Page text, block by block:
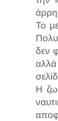
Το
δεν
Η